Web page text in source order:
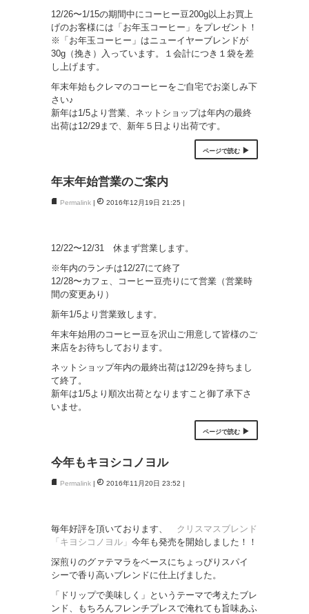
12/26〜1/15の期間中にコーヒー豆200g以上お買上
げのお客様には「お年玉コーヒー」をプレゼント！
※「お年玉コーヒー」はニューイヤーブレンドが
30g（挽き）入っています。１会計につき１袋を差
し上げます。
年末年始もクレマのコーヒーをご自宅でお楽しみ下
さい♪
新年は1/5より営業、ネットショップは年内の最終
出荷は12/29まで、新年５日より出荷です。
ページで読む
年末年始営業のご案内
Permalink 2016年12月19日 21:25
12/22〜12/31 休まず営業します。
※年内のランチは12/27にて終了
12/28〜カフェ、コーヒー豆売りにて営業（営業時
間の変更あり）
新年1/5より営業致します。
年末年始用のコーヒー豆を沢山ご用意して皆様のご
来店をお待ちしております。
ネットショップ年内の最終出荷は12/29を持ちまし
て終了。
新年は1/5より順次出荷となりますこと御了承下さ
いませ。
ページで読む
今年もキヨシコノヨル
Permalink 2016年11月20日 23:52
毎年好評を頂いております、
クリスマスブレンド
「キヨシコノヨル」 今年も発売を開始しました！！
深煎りのグァテマラをベースにちょっぴりスパイ
シーで香り高いブレンドに仕上げました。
「ドリップで美味しく」というテーマで考えたブレ
ンド、もちろんフレンチプレスで淹れても旨味あふ